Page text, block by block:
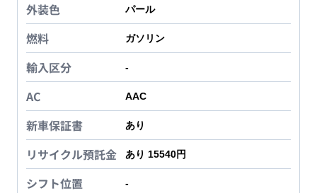
外装色 パール
燃料 ガソリン
輸入区分 -
AC AAC
新車保証書 あり
リサイクル預託金 あり 15540円
シフト位置 -